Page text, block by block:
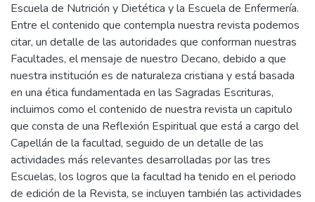
Escuela de Nutrición y Dietética y la Escuela de Enfermería.
Entre el contenido que contempla nuestra revista podemos
citar, un detalle de las autoridades que conforman nuestras
Facultades, el mensaje de nuestro Decano, debido a que
nuestra institución es de naturaleza cristiana y está basada
en una ética fundamentada en las Sagradas Escrituras,
incluimos como el contenido de nuestra revista un capitulo
que consta de una Reflexión Espiritual que está a cargo del
Capellán de la facultad, seguido de un detalle de las
actividades más relevantes desarrolladas por las tres
Escuelas, los logros que la facultad ha tenido en el periodo
de edición de la Revista, se incluyen también las actividades